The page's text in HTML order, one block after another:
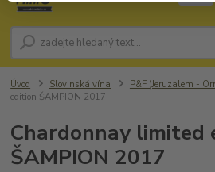
Úvod Slovinská vína P&F (Jeruzalem -
edition ŠAMPION 2017
Chardonnay limited
ŠAMPION 2017